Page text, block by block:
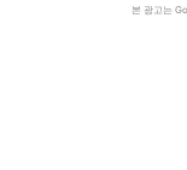
본 광고는